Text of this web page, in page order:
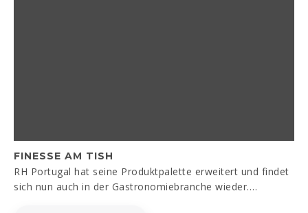
FINESSE AM TISH
RH Portugal hat seine Produktpalette erweitert und findet
sich nun auch in der Gastronomiebranche wieder.…